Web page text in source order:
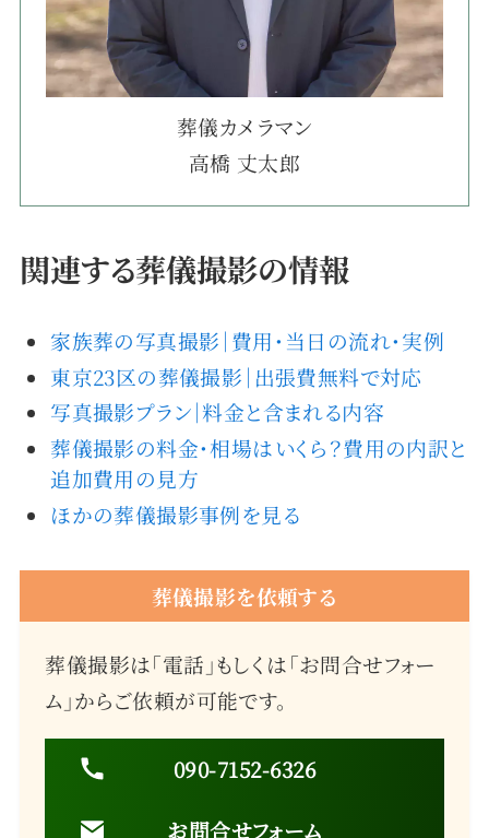
葬儀カメラマン
高橋 丈太郎
関連する葬儀撮影の情報
家族葬の写真撮影｜費用・当日の流れ・実例
東京23区の葬儀撮影｜出張費無料で対応
写真撮影プラン｜料金と含まれる内容
葬儀撮影の料金・相場はいくら？費用の内訳と
追加費用の見方
ほかの葬儀撮影事例を見る
葬儀撮影を依頼する
葬儀撮影は「電話」もしくは「お問合せフォー
ム」からご依頼が可能です。
090-7152-6326
お問合せフォーム